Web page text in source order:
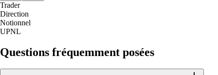
Trader
Direction
Notionnel
UPNL
Questions fréquemment posées